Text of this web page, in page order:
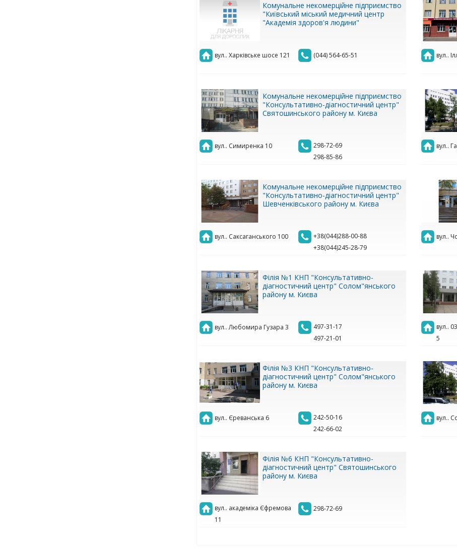
Комунальне некомерційне підприємство
"Київський міський медичний центр
"Академія здоров'я людини"
вул.. Харківське шосе 121 (044) 564-65-51 вул..
Комунальне некомерційне підприємство
"Консультативно-діагностичний центр"
Святошинського району м. Києва
вул.. Симиренка 10
298-72-69
298-85-86
вул..
Комунальне некомерційне підприємство
"Консультативно-діагностичний центр"
Шевченківського району м. Києва
вул.. Саксаганського 100
+38(044)288-00-88
+38(044)245-28-79
вул..
Філія №1 КНП "Консультативно-
діагностичний центр" Солом"янського
району м. Києва
вул.. Любомира Гузара 3
497-31-17
497-21-01
вул..
5
Філія №3 КНП "Консультативно-
діагностичний центр" Солом"янського
району м. Києва
вул.. Єреванська 6
242-50-16
242-66-02
вул..
Філія №6 КНП "Консультативно-
діагностичний центр" Святошинського
району м. Києва
вул.. академіка Єфремова
11
298-72-69